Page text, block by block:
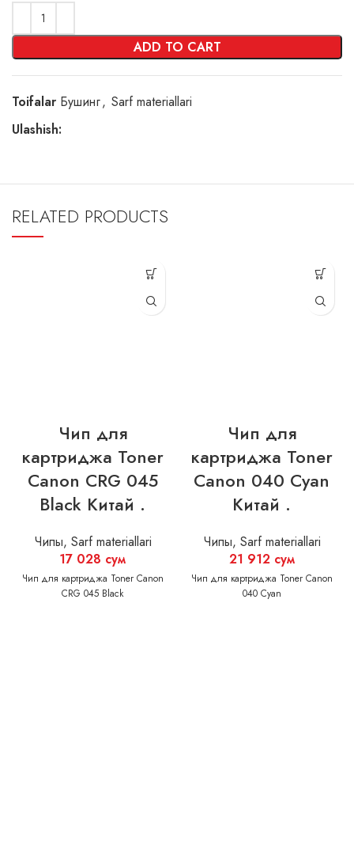
ADD TO CART
Toifalar Бушинг, Sarf materiallari
Ulashish:
RELATED PRODUCTS
Чип для
картриджа Toner
Canon CRG 045
Black Китай .
Чипы, Sarf materiallari
17 028 сум
Чип для картриджа Toner Canon
CRG 045 Black
Чип для
картриджа Toner
Canon 040 Cyan
Китай .
Чипы, Sarf materiallari
21 912 сум
Чип для картриджа Toner Canon
040 Cyan